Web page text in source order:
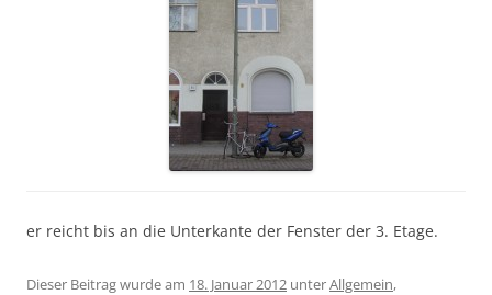
er reicht bis an die Unterkante der Fenster der 3. Etage.
Dieser Beitrag wurde am 18. Januar 2012 unterAllgemein,